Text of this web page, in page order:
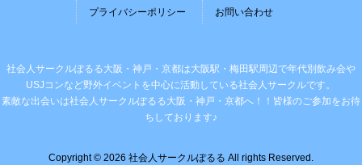
プライバシーポリシー お問い合わせ
社会人サークルぽるる大阪・神戸・京都は大阪駅・梅田駅周辺で年代別飲み会や
USJコンなど野外イベントを中心に活動している社会人サークルです。
素敵な出会いは社会人サークルぽるる大阪・神戸・京都へ！！皆様のご参加をお待
ちしております♪
Copyright © 2026 社会人サークルぽるる All rights Reserved.